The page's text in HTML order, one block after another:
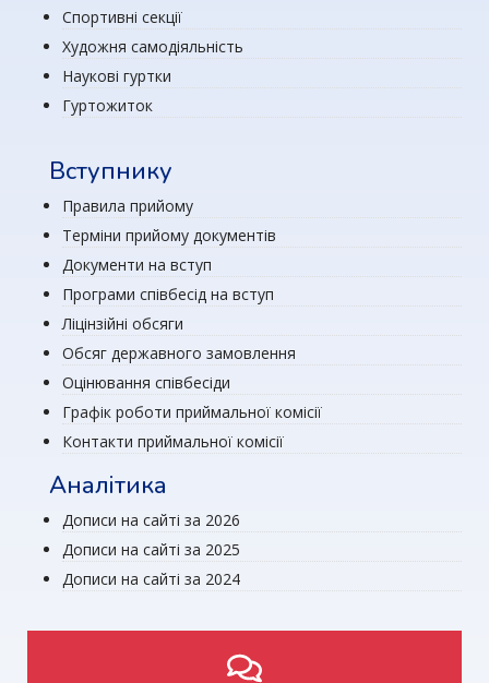
Спортивні секції
Художня самодіяльність
Наукові гуртки
Гуртожиток
Вступнику
Правила прийому
Терміни прийому документів
Документи на вступ
Програми співбесід на вступ
Ліцінзійні обсяги
Обсяг державного замовлення
Оцінювання співбесіди
Графік роботи приймальної комісії
Контакти приймальної комісії
Аналітика
Дописи на сайті за 2026
Дописи на сайті за 2025
Дописи на сайті за 2024